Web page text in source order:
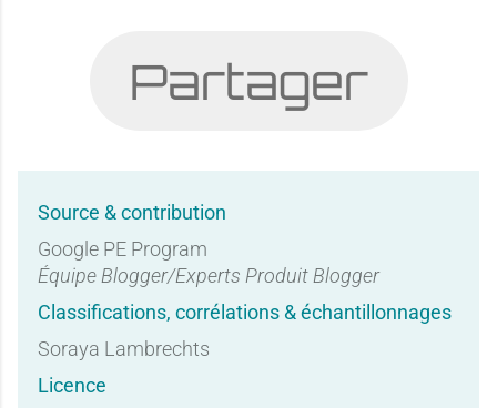
Partager
Source & contribution
Google PE Program
Équipe Blogger/Experts Produit Blogger
Classifications, corrélations & échantillonnages
Soraya Lambrechts
Licence